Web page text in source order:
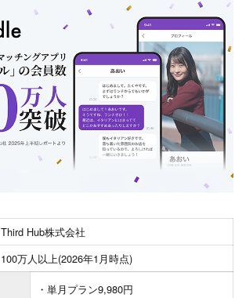
Third Hub株式会社
100万人以上(2026年1月時点)
単月プラン9,980円